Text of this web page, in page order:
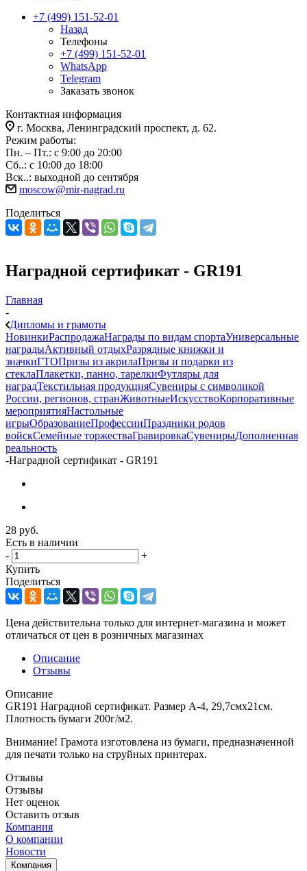
+7 (499) 151-52-01
Назад
Телефоны
+7 (499) 151-52-01
WhatsApp
Telegram
Заказать звонок
Контактная информация
г. Москва, Ленинградский проспект, д. 62.
Режим работы:
Пн. – Пт.: с 9:00 до 20:00
Сб..: с 10:00 до 18:00
Вск..: выходной до сентября
moscow@mir-nagrad.ru
Поделиться
Наградной сертификат - GR191
Главная
-
Дипломы и грамоты
НовинкиРаспродажаНаграды по видам спортаУниверсальные
наградыАктивный отдыхРазрядные книжки и
значкиГТОПризы из акрилаПризы и подарки из
стеклаПлакетки, панно, тарелкиФутляры для
наградТекстильная продукцияСувениры с символикой
России, регионов, странЖивотныеИскусствоКорпоративные
мероприятияНастольные
игрыОбразованиеПрофессииПраздники родов
войскСемейные торжестваГравировкаСувенирыДополненная
реальность
-Наградной сертификат - GR191
28 руб.
Есть в наличии
-
+
Купить
Поделиться
Цена действительна только для интернет-магазина и может
отличаться от цен в розничных магазинах
Описание
Отзывы
Описание
GR191 Наградной сертификат. Размер А-4, 29,7смx21см.
Плотность бумаги 200г/м2.
Внимание! Грамота изготовлена из бумаги, предназначенной
для печати только на струйных принтерах.
Отзывы
Отзывы
Нет оценок
Оставить отзыв
Компания
О компании
Новости
Компания